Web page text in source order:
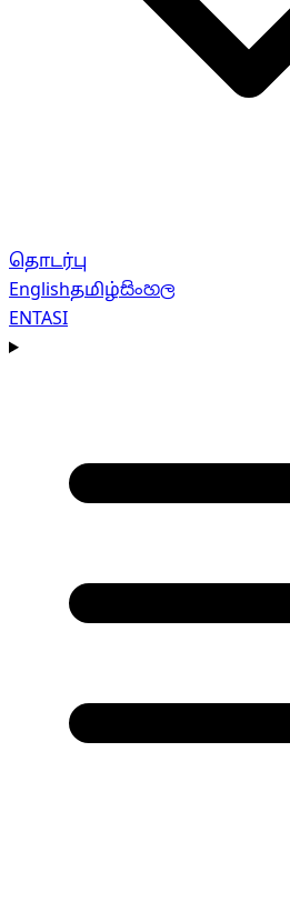
தொடர்பு
Englishதமிழ்සිංහල
ENTASI